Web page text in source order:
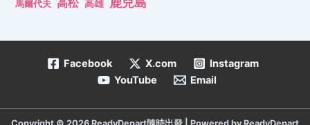
馬爾代夫 高松 高雄
Facebook X.com
Instagram
YouTube
Email